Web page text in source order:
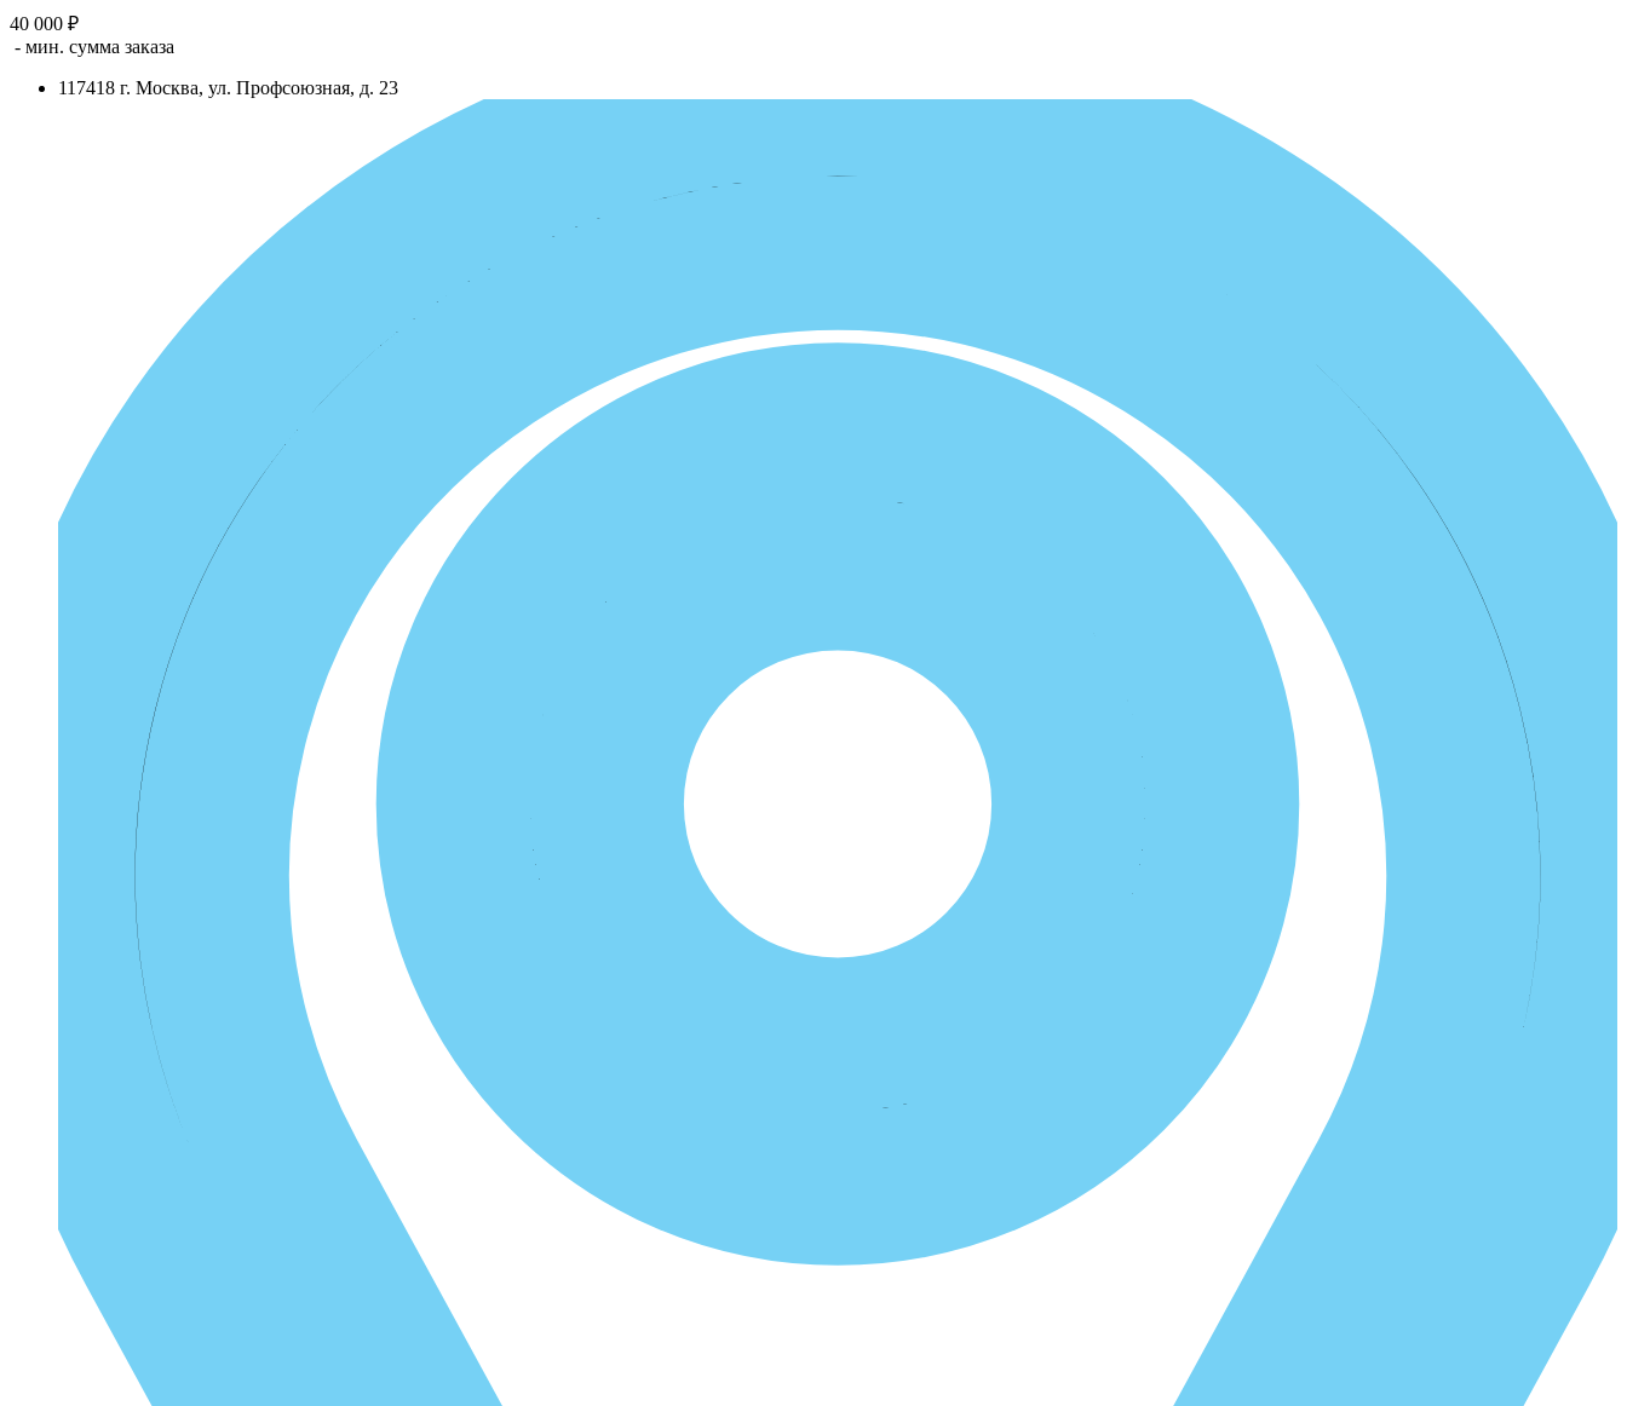
40 000 ₽
- мин. сумма заказа
117418 г. Москва, ул. Профсоюзная, д. 23